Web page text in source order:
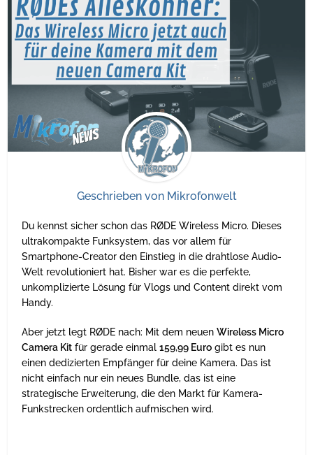
Geschrieben von Mikrofonwelt
Du kennst sicher schon das RØDE Wireless Micro. Dieses
ultrakompakte Funksystem, das vor allem für
Smartphone-Creator den Einstieg in die drahtlose Audio-
Welt revolutioniert hat. Bisher war es die perfekte,
unkomplizierte Lösung für Vlogs und Content direkt vom
Handy.
Aber jetzt legt RØDE nach: Mit dem neuenWireless Micro
Camera Kit für gerade einmal159,99 Euro gibt es nun
einen dedizierten Empfänger für deine Kamera. Das ist
nicht einfach nur ein neues Bundle, das ist eine
strategische Erweiterung, die den Markt für Kamera-
Funkstrecken ordentlich aufmischen wird.